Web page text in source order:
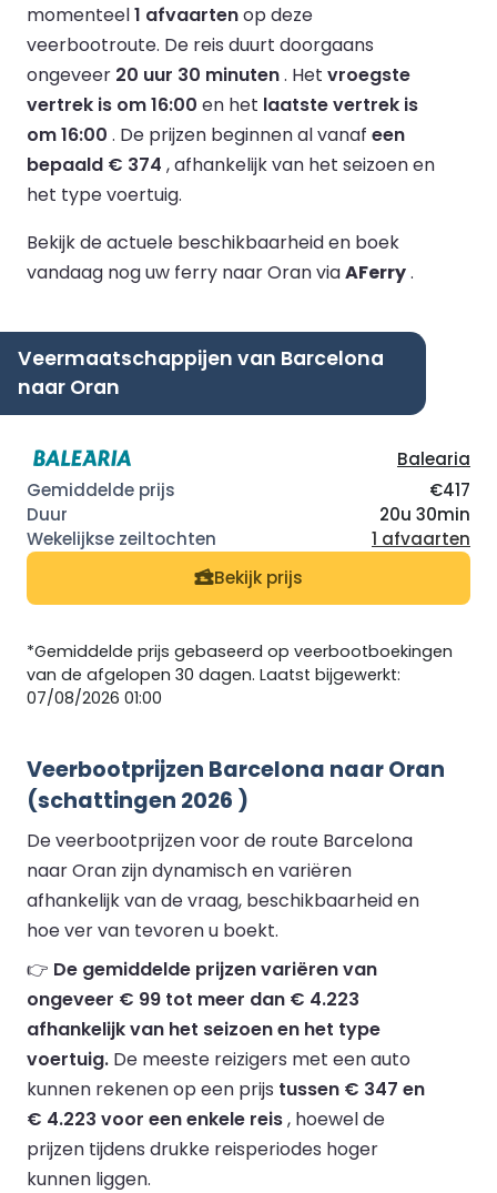
momenteel1 afvaartenop deze
veerbootroute. De reis duurt doorgaans
ongeveer 20 uur 30 minuten. Het vroegste
vertrek is om 16:00 en het laatste vertrek is
om 16:00 . De prijzen beginnen al vanaf een
bepaald € 374 , afhankelijk van het seizoen en
het type voertuig.
Bekijk de actuele beschikbaarheid en boek
vandaag nog uw ferry naar Oran viaAFerry.
Veermaatschappijen van Barcelona
naar Oran
Balearia
€417
20u 30min
1 afvaarten
Bekijk prijs
*Gemiddelde prijs gebaseerd op veerbootboekingen
van de afgelopen 30 dagen. Laatst bijgewerkt:
07/08/2026 01:00
Veerbootprijzen Barcelona naar Oran
(schattingen 2026 )
De veerbootprijzen voor de route Barcelona
naar Oran zijn dynamisch en variëren
afhankelijk van de vraag, beschikbaarheid en
hoe ver van tevoren u boekt.
👉 De gemiddelde prijzen variëren van
ongeveer € 99 tot meer dan € 4.223
afhankelijk van het seizoen en het type
voertuig. De meeste reizigers met een auto
kunnen rekenen op een prijs tussen € 347 en
€ 4.223 voor een enkele reis, hoewel de
prijzen tijdens drukke reisperiodes hoger
kunnen liggen.